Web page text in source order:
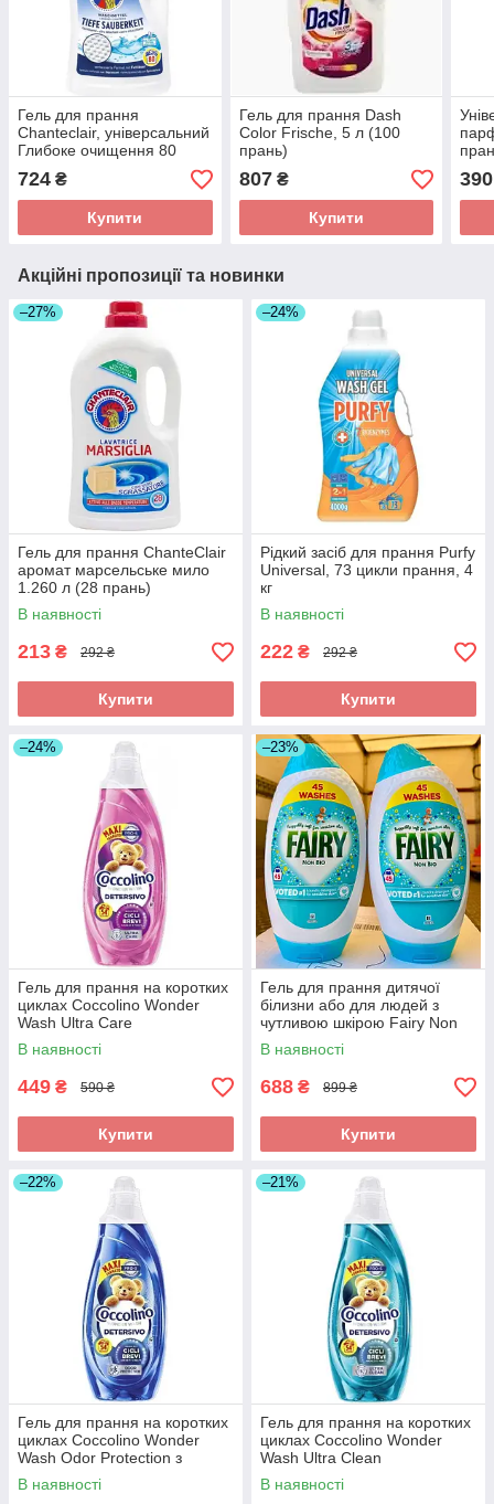
Гель для прання
Chanteclair, універсальний
Глибоке очищення 80
прань, 3,6 л
724 ₴
Купити
Гель для прання Dash
Color Frische, 5 л (100
прань)
807₴
Купити
390
Акційні пропозиції та новинки
–27%
Гель для прання ChanteClair
аромат марсельське мило
1.260 л (28 прань)
В наявності
213 ₴ 292 ₴
Купити
–24%
Рідкий засіб для прання Purfy
Universal, 73 цикли прання, 4
кг
В наявності
222 ₴ 292 ₴
Купити
–24%
Гель для прання на коротких
циклах Coccolino Wonder
Wash Ultra Care
парфумований, 54 прань,
2160 мл
В наявності
449 ₴ 590 ₴
Купити
–23%
Гель для прання дитячої
білизни або для людей з
чутливою шкірою Fairy Non
Bio 45 прань
В наявності
688 ₴ 899 ₴
Купити
–22%
Гель для прання на коротких
циклах Coccolino Wonder
Wash Odor Protection з
нейтралізацією запахів, 54
прань, 2160 мл
В наявності
–21%
Гель для прання на коротких
циклах Coccolino Wonder
Wash Ultra Clean
парфумований, 54 прань,
2160 мл
В наявності